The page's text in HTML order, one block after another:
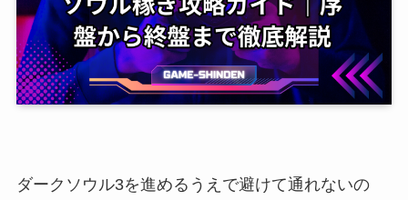
ダークソウル3を進めるうえで避けて通れないの